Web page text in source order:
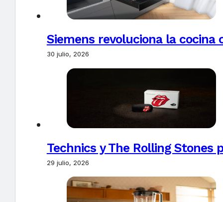
Siemens revoluciona la
30 julio, 2026
Technics y The Rolling Stones
29 julio, 2026